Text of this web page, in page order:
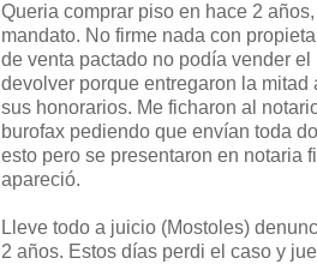
Queria comprar piso en hace 2
mandato. No firme nada con
de venta pactado no podía vender
devolver porque entregaron la
sus honorarios. Me ficharon al
burofax pediendo que envían toda
esto pero se presentaron en notaria
apareció.
Lleve todo a juicio (Mostoles)
2 años. Estos días perdi el caso y